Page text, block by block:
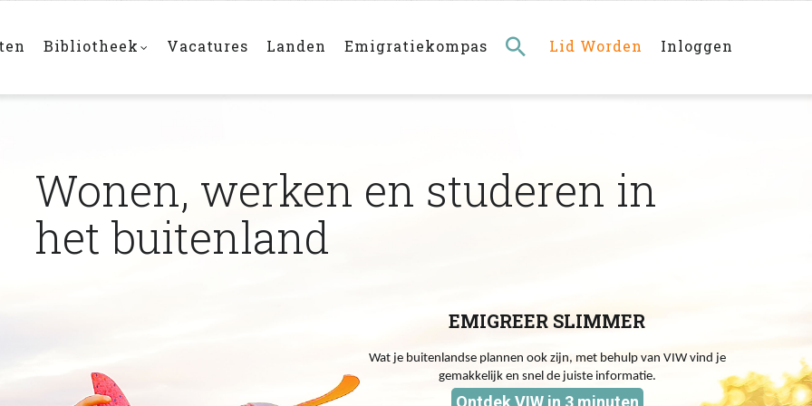
Bibliotheek Vacatures Landen Emigratiekompas
Main
rechts
Lid Worden Inloggen
Wonen, werken en studeren in
het buitenland
EMIGREER SLIMMER
Wat je buitenlandse plannen ook zijn, met behulp van VIW vind je
gemakkelijk en snel de juiste informatie.
Ontdek VIW in 3 minuten